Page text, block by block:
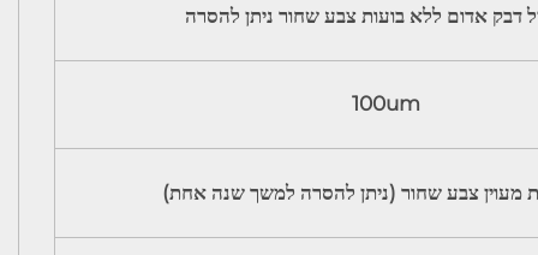
דבק אדום ללא בועות צבע שחור ניתן להסרה
100um
מעוין צבע שחור (ניתן להסרה למשך שנה אחת)